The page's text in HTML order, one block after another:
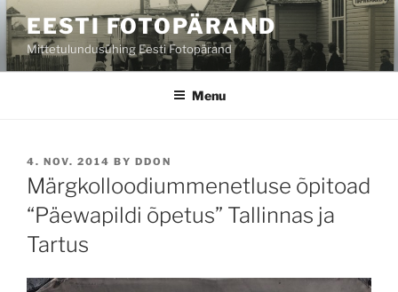
Skip
to
content
EESTI FOTOPÄRAND
Mittetulundusühing Eesti Fotopärand
Menu
POSTED
ON
4. NOV. 2014 BY DDON
Märgkolloodiummenetluse õpitoad
“Päewapildi õpetus” Tallinnas ja
Tartus